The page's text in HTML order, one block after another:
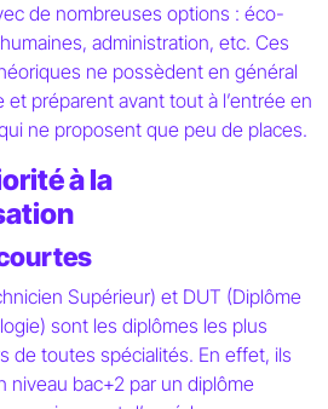
de nombreuses options : éco-
administration, etc. Ces
ne possèdent en général
préparent avant tout à l’entrée en
ne proposent que peu de places.
à la
Supérieur) et DUT (Diplôme
sont les diplômes les plus
de toutes spécialités. En effet, ils
niveau bac+2 par un diplôme